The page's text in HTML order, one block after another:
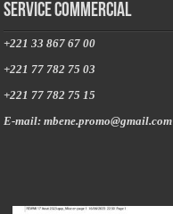
Service commercial
+221 33 867 67 00
+221 77 782 75 03
+221 77 782 75 15
E-mail: mbene.promo@gmail.com